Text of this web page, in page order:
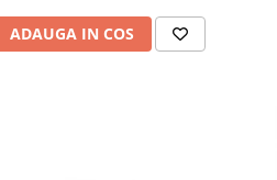
ADAUGA IN COS